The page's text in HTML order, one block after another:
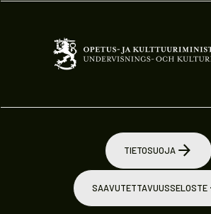
TIETOSUOJA
SAAVUTETTAVUUSSELOSTE